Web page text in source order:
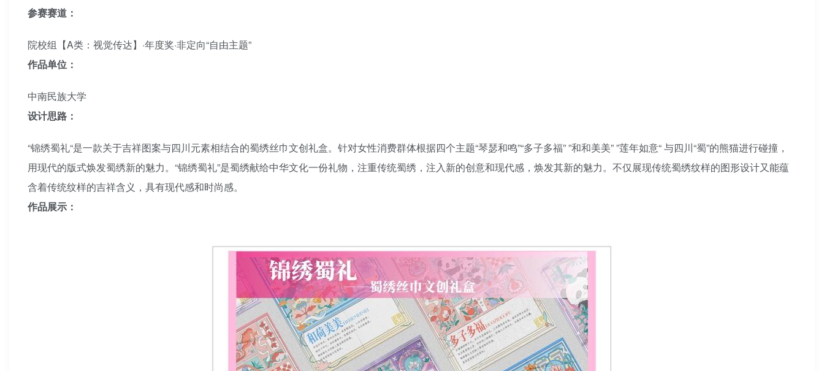
参赛赛道：
院校组【A类：视觉传达】·年度奖·非定向“自由主题”
作品单位：
中南民族大学
设计思路：
“锦绣蜀礼“是一款关于吉祥图案与四川元素相结合的蜀绣丝巾文创礼盒。针对女性消费群体根据四个主题“琴瑟和鸣”“多子多福” ”和和美美” ”莲年如意“ 与四川“蜀”的熊猫进行碰撞，
用现代的版式焕发蜀绣新的魅力。“锦绣蜀礼”是蜀绣献给中华文化一份礼物，注重传统蜀绣，注入新的创意和现代感，焕发其新的魅力。不仅展现传统蜀绣纹样的图形设计又能蕴
含着传统纹样的吉祥含义，具有现代感和时尚感。
作品展示：